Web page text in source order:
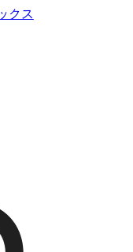
クス